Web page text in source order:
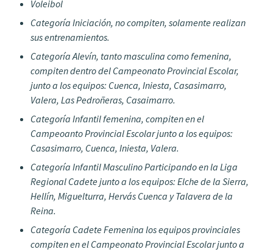
Voleibol
Categoría Iniciación, no compiten, solamente realizan
sus entrenamientos.
Categoría Alevín, tanto masculina como femenina,
compiten dentro del Campeonato Provincial Escolar,
junto a los equipos: Cuenca, Iniesta, Casasimarro,
Valera, Las Pedroñeras, Casaimarro.
Categoría Infantil femenina, compiten en el
Campeoanto Provincial Escolar junto a los equipos:
Casasimarro, Cuenca, Iniesta, Valera.
Categoría Infantil Masculino Participando en la Liga
Regional Cadete junto a los equipos: Elche de la Sierra,
Hellín, Miguelturra, Hervás Cuenca y Talavera de la
Reina.
Categoría Cadete Femenina los equipos provinciales
compiten en el Campeonato Provincial Escolar junto a